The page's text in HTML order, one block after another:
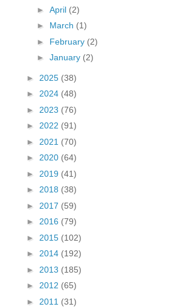
► April (2)
► March (1)
► February (2)
► January (2)
► 2025 (38)
► 2024 (48)
► 2023 (76)
► 2022 (91)
► 2021 (70)
► 2020 (64)
► 2019 (41)
► 2018 (38)
► 2017 (59)
► 2016 (79)
► 2015 (102)
► 2014 (192)
► 2013 (185)
► 2012 (65)
► 2011 (31)